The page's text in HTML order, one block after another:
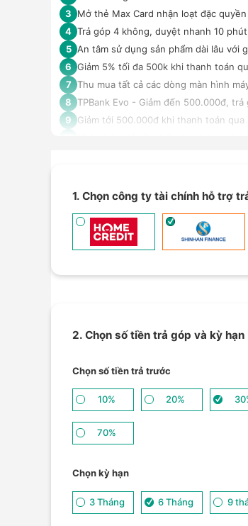
3
Mở thẻ Max Card nhận loạt đặc
4 Trả góp 4 không, duyệt nhanh 10
5 An tâm sử dụng sản phẩm dài lâu với
6 Giảm 5% tối đa 500k khi thanh toán
7 Thu mua tất cả các dòng màn hình
8
TPBank Evo - Giảm đến 500.000đ,
9
Giảm tới 500.000đ khi thanh toán
1. Chọn công ty tài chính hỗ trợ
2. Chọn số tiền trả góp và kỳ hạn
Chọn số tiền trả trước
10% 20%
70%
Chọn kỳ hạn
3 Tháng 6 Tháng 9